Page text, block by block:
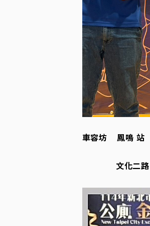
車容坊 鳳鳴
文化二路